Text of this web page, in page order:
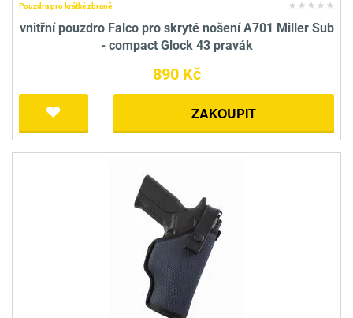
Pouzdra pro krátké zbraně
vnitřní pouzdro Falco pro skryté nošení A701 Miller Sub
- compact Glock 43 pravák
890 Kč
ZAKOUPIT